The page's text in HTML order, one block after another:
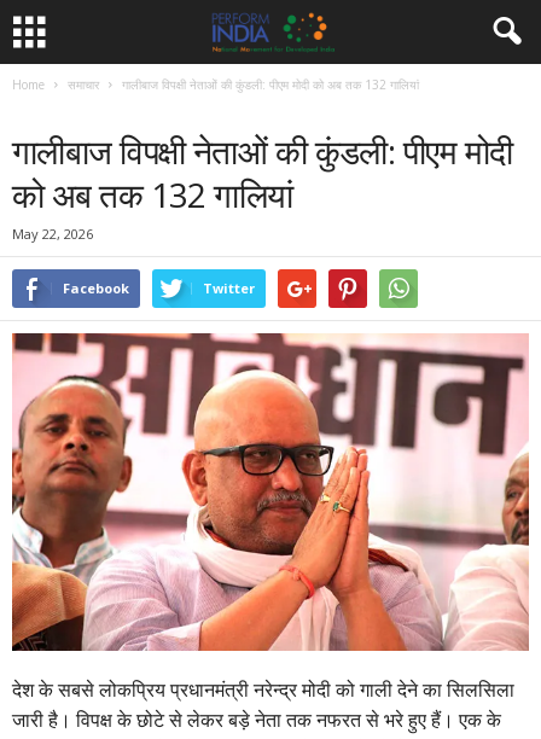
Home समाचार गालीबाज विपक्षी नेताओं की कुंडली: पीएम मोदी को अब तक 132 गालियां
गालीबाज विपक्षी नेताओं की कुंडली: पीएम मोदी
को अब तक 132 गालियां
May 22, 2026
Facebook Twitter
देश के सबसे लोकप्रिय प्रधानमंत्री नरेन्द्र मोदी को गाली देने का सिलसिला
जारी है। विपक्ष के छोटे से लेकर बड़े नेता तक नफरत से भरे हुए हैं। एक के